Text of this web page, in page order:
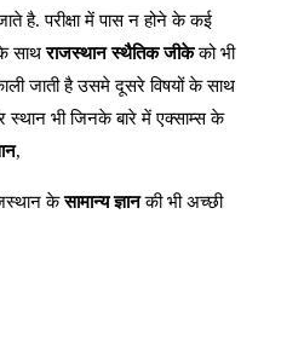
है. परीक्षा में पास न होने के कई
साथराजस्थान स्थैतिक जीकेको भी
जाती है उसमे दूसरे विषयों के साथ
स्थान भी जिनके बारे में एक्साम्स के
,
केसामान्य ज्ञानकी भी अच्छी